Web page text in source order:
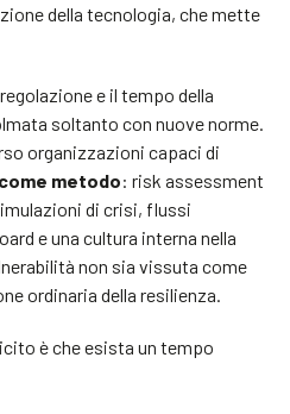
della tecnologia, che mette
e il tempo della
soltanto con nuove norme.
organizzazioni capaci di
metodo: risk assessment
di crisi, flussi
e una cultura interna nella
non sia vissuta come
ordinaria della resilienza.
è che esista un tempo